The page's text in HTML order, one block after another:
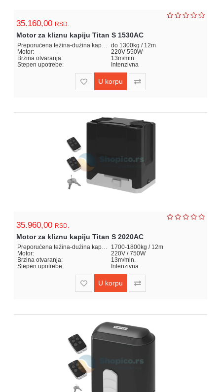
35.160,00 RSD.
Motor za kliznu kapiju Titan S 1530AC
Preporučena težina-dužina kapije: do 1300kg / 12m
Motor:
220V 550W
Brzina otvaranja:
13m/min.
Stepen upotrebe:
Intenzivna
U korpu
35.960,00 RSD.
Motor za kliznu kapiju Titan S 2020AC
Preporučena težina-dužina kapije:
1700-1800kg / 12m
Motor:
220V / 750W
Brzina otvaranja:
13m/min.
Stepen upotrebe:
Intenzivna
U korpu